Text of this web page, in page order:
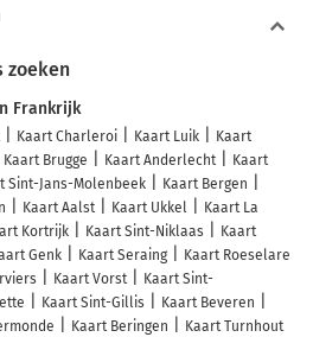
zoeken
Frankrijk
Kaart Charleroi Kaart Luik
Kaart
Kaart Brugge Kaart Anderlecht
Kaart
Sint-Jans-Molenbeek
Kaart Bergen
Kaart Aalst Kaart Ukkel
Kaart La
Kortrijk Kaart Sint-Niklaas
Kaart
Genk Kaart Seraing
Kaart Roeselare
Kaart Vorst
Kaart Sint-
Kaart Sint-Gillis
Kaart Beveren
Kaart Beringen
Kaart Turnhout